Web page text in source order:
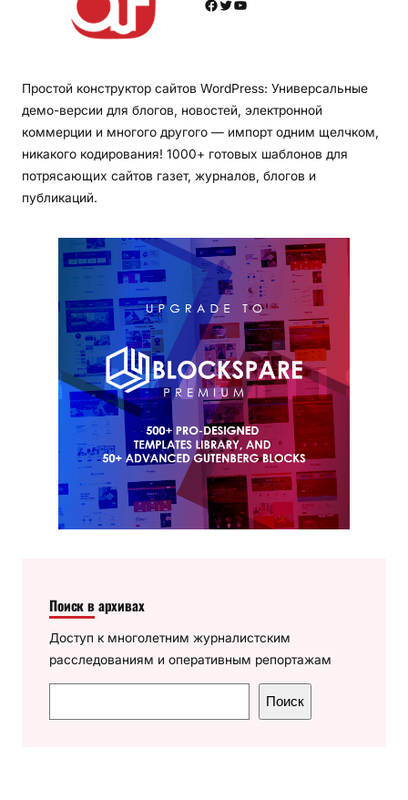
Facebook Twitter YouTube
Простой конструктор сайтов WordPress: Универсальные
демо-версии для блогов, новостей, электронной
коммерции и многого другого — импорт одним щелчком,
никакого кодирования! 1000+ готовых шаблонов для
потрясающих сайтов газет, журналов, блогов и
публикаций.
Поиск в архивах
Доступ к многолетним журналистским
расследованиям и оперативным репортажам
о
Поиск